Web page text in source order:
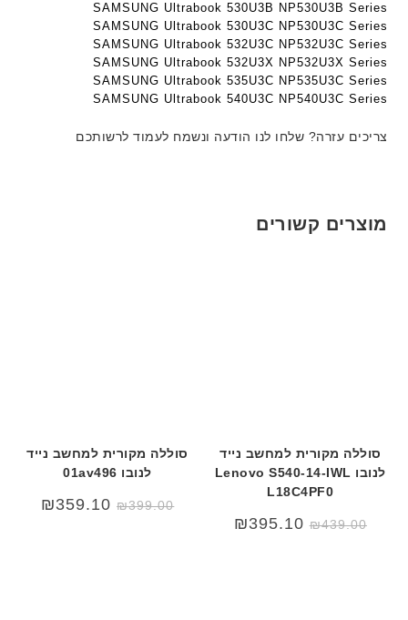
SAMSUNG Ultrabook 530U3B NP530U3B Series
SAMSUNG Ultrabook 530U3C NP530U3C Series
SAMSUNG Ultrabook 532U3C NP532U3C Series
SAMSUNG Ultrabook 532U3X NP532U3X Series
SAMSUNG Ultrabook 535U3C NP535U3C Series
SAMSUNG Ultrabook 540U3C NP540U3C Series
צריכים עזרה? שלחו לנו הודעה ונשמח לעמוד לרשותכם
מוצרים קשורים
סוללה מקורית למחשב נייד
לנובו Lenovo S540-14-IWL
L18C4PF0
₪439.00
₪395.10
סוללה מקורית למחשב נייד
לנובו 01av496
₪399.00
₪359.10